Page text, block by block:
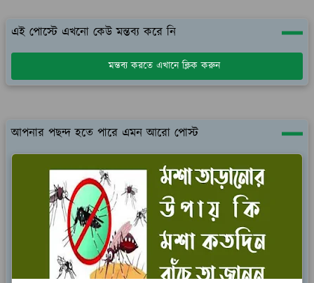
এই পোস্টে এখনো কেউ মন্তব্য করে নি
মন্তব্য করতে এখানে ক্লিক করুন
আপনার পছন্দ হতে পারে এমন আরো পোস্ট